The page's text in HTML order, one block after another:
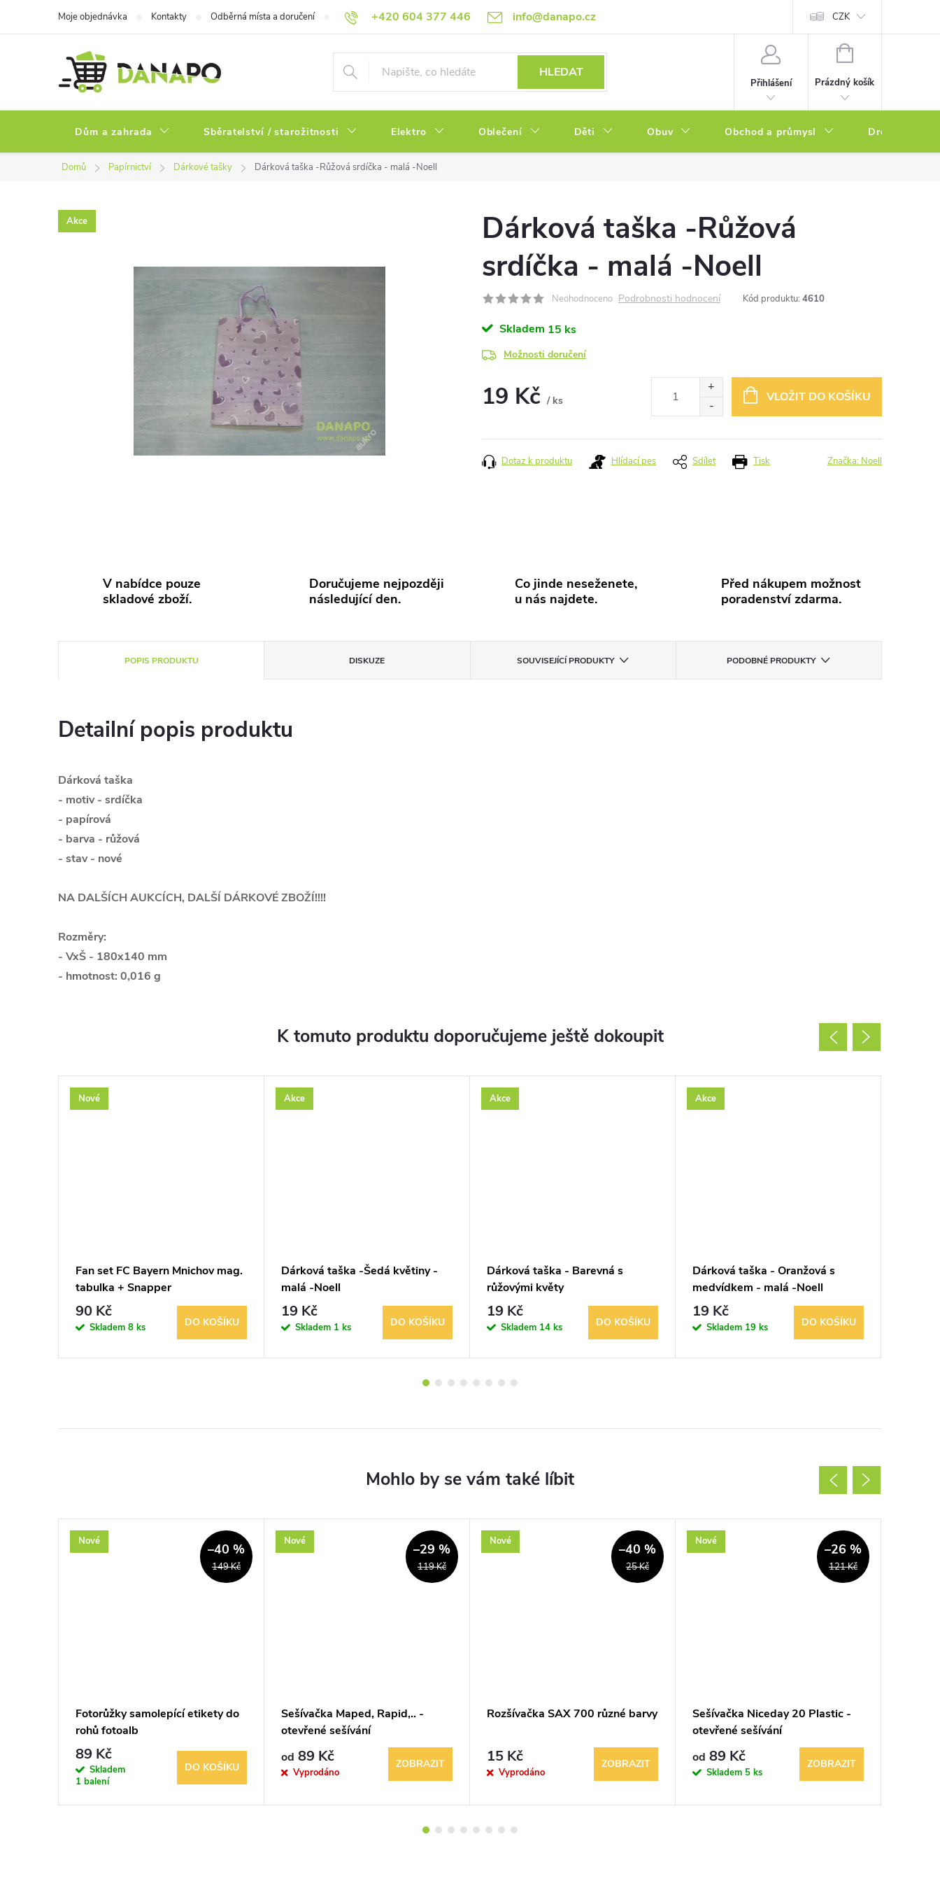
+420 604 377 446 info@danapo.cz
Moje objednávka Kontakty Odběrná místa a doručení Hodnocení obchodu Obchodní podmínky Reklamace a výměna zboží Podmínky ochrany osobních údajů Soubory cookies
CZK
HLEDAT
Přihlášení
NÁKUPNÍ
Prázdný košík
Dům a zahrada Sběratelství / starožitnosti Elektro Oblečení Děti Obuv Obchod a průmysl Drogerie
Domů Papírnictví Dárkové tašky Dárková taška -Růžová srdíčka - malá -Noell
Akce
Dárková taška -Růžová
srdíčka - malá -Noell
Neohodnoceno Podrobnosti hodnocení Kód produktu: 4610
Skladem 15 ks
Možnosti doručení
19 Kč / ks
VLOŽIT DO KOŠÍKU
Tisk
Dotaz k produktu Hlídací pes Sdílet Značka: Noell
V nabídce pouze
skladové zboží.
Doručujeme nejpozději
následující den.
Co jinde neseženete,
u nás najdete.
Před nákupem možnost
poradenství zdarma.
POPIS PRODUKTU DISKUZE SOUVISEJÍCÍ PRODUKTY PODOBNÉ PRODUKTY
Detailní popis produktu
Dárková taška
- motiv - srdíčka
- papírová
- barva - růžová
- stav - nové
NA DALŠÍCH AUKCÍCH, DALŠÍ DÁRKOVÉ ZBOŽÍ!!!!
Rozměry:
- VxŠ - 180x140 mm
- hmotnost: 0,016 g
K tomuto produktu doporučujeme ještě dokoupit
Nové
Fan set FC Bayern Mnichov mag.
tabulka + Snapper
90 Kč
Skladem 8 ks DO KOŠÍKU
Akce
Dárková taška -Šedá květiny -
malá -Noell
19 Kč
Skladem 1 ks DO KOŠÍKU
Akce
Dárková taška - Barevná s
růžovými květy
19 Kč
Skladem 14 ks DO KOŠÍKU
Akce
Dárková taška - Oranžová s
medvídkem - malá -Noell
19 Kč
Skladem 19 ks DO KOŠÍKU
Nové
149 Kč
–40 %
Fotorůžky samolepící etikety do
rohů fotoalb
89 Kč
Skladem
1 balení
DO KOŠÍKU
Nové
119 Kč
–29 %
Sešívačka Maped, Rapid,.. -
otevřené sešívání
od 89 Kč
Vyprodáno
ZOBRAZIT
Nové
25 Kč
–40 %
Rozšívačka SAX 700 různé barvy
15 Kč
Vyprodáno
ZOBRAZIT
Nové
121 Kč
–26 %
Sešívačka Niceday 20 Plastic -
otevřené sešívání
od 89 Kč
Skladem 5 ks
ZOBRAZIT